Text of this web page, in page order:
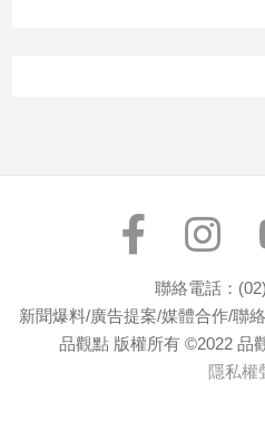
遊
聯絡電話：
新聞爆料/廣告提案/媒體合作/聯
品觀點 版權所有 ©2022 品
隱私權